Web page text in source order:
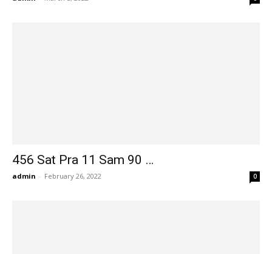
456 Sat Pra 11 Sam 90 …
admin - February 26, 2022 0